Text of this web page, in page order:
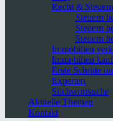
Recht & Steuern
Steuern
Steuern
Steuern
Immobilien
Immobilien
Erste Schritte
Experten
Stichwortsuche
Aktuelle Themen
Kontakt